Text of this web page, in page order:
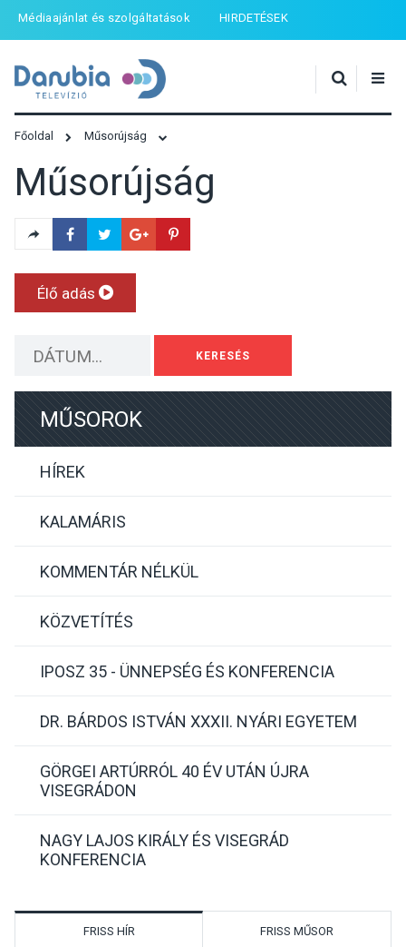
Médiaajánlat és szolgáltatások HIRDETÉSEK
Főoldal Műsorújság
Műsorújság
Élő adás
KERESÉS
MŰSOROK
HÍREK
KALAMÁRIS
KOMMENTÁR NÉLKÜL
KÖZVETÍTÉS
IPOSZ 35 - ÜNNEPSÉG ÉS KONFERENCIA
DR. BÁRDOS ISTVÁN XXXII. NYÁRI EGYETEM
GÖRGEI ARTÚRRÓL 40 ÉV UTÁN ÚJRA
VISEGRÁDON
NAGY LAJOS KIRÁLY ÉS VISEGRÁD
KONFERENCIA
FRISS HÍR FRISS MŰSOR